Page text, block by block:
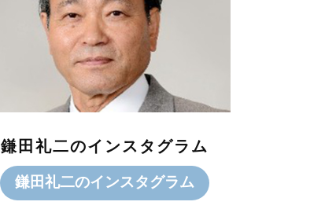
鎌田礼二のインスタグラム
鎌田礼二のインスタグラム